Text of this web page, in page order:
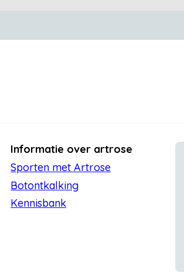
Informatie over artrose
Sporten met Artrose
Botontkalking
Kennisbank